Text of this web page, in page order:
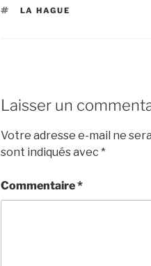
ÉTIQUETTES
LA HAGUE
Laisser un
Votre adresse e-mail ne
sont indiqués avec *
Commentaire*